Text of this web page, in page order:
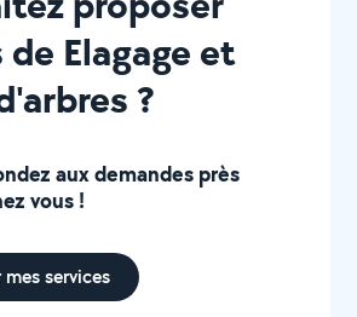
Elagage et
?
aux demandes près
vous !
services